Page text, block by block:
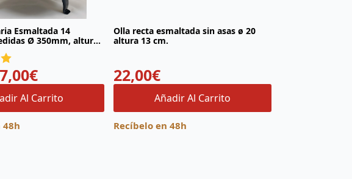
Esmaltada 14
Ø 350mm, altura
€
Al Carrito
48h
Olla recta esmaltada sin asas ø 20
altura 13 cm.
22,00€
Añadir Al Carrito
Recíbelo en 48h